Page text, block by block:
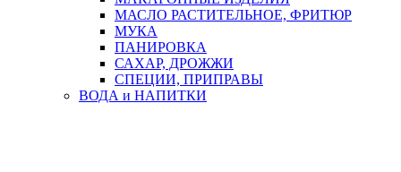
МАСЛО РАСТИТЕЛЬНОЕ, ФРИТЮР
МУКА
ПАНИРОВКА
САХАР, ДРОЖЖИ
СПЕЦИИ, ПРИПРАВЫ
ВОДА и НАПИТКИ